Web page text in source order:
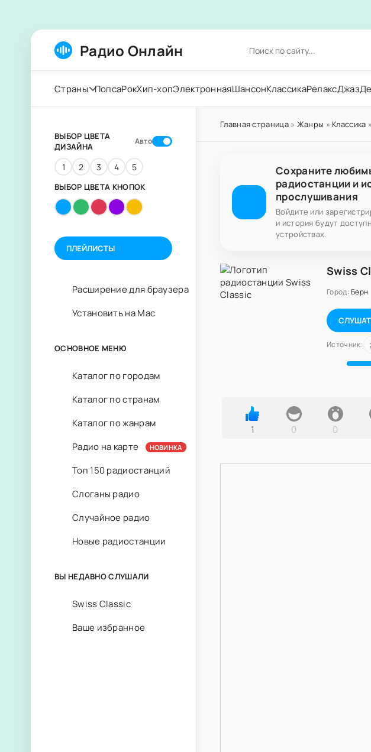
Радио Онлайн
Страны ПопсаРокХип-хопЭлектроннаяШансонКлассикаРелаксДжаз
Главная страница» Жанры » Классика
Сохраните
радиостанции и
прослушивания
Войдите или
и история будут
устройствах.
Swiss
Город:Берн
Источник:
1 0 0
ВЫБОР ЦВЕТА
ДИЗАЙНА
Авто
1 2 3 4 5
ВЫБОР ЦВЕТА КНОПОК
ПЛЕЙЛИСТЫ
Расширение для браузера
Установить на Mac
ОСНОВНОЕ МЕНЮ
Каталог по городам
Каталог по странам
Каталог по жанрам
Радио на карте
НОВИНКА
Топ 150 радиостанций
Слоганы радио
Случайное радио
Новые радиостанции
ВЫ НЕДАВНО СЛУШАЛИ
Swiss Classic
Ваше избранное